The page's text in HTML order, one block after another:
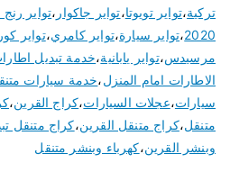
تركية،تواير تويوتا،تواير جاكوار ،تواير رنج
2020،تواير سيارة،تواير كامري،تواير
مرسيدس،تواير يابانية،خدمة تبديل
الاطارات امام المنزل،خدمة سيارات
سيارات،عجلات السيارات،كراج القرين،
متنقل،كراج متنقل القرين،كراج متنقل
وبنشر القرين،كهرباء وبنشر متنقل